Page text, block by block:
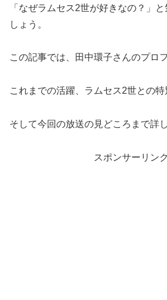
「なぜラムセス2世が好きなの？」
しょう。
この記事では、田中環子さんのプロ
これまでの活躍、ラムセス2世との特
そして今回の放送の見どころまで詳
スポンサーリンク